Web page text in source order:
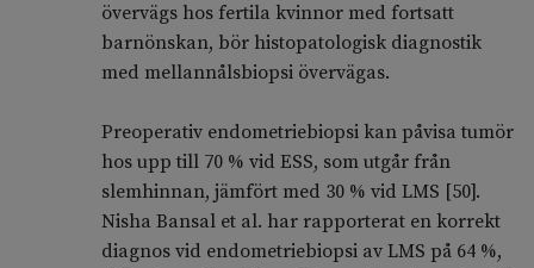
övervägs hos fertila kvinnor med fortsatt
barnönskan, bör histopatologisk diagnostik
med mellannålsbiopsi övervägas.
Preoperativ endometriebiopsi kan påvisa tumör
hos upp till 70 % vid ESS, som utgår från
slemhinnan, jämfört med 30 % vid LMS [50].
Nisha Bansal et al. har rapporterat en korrekt
diagnos vid endometriebiopsi av LMS på 64 %,